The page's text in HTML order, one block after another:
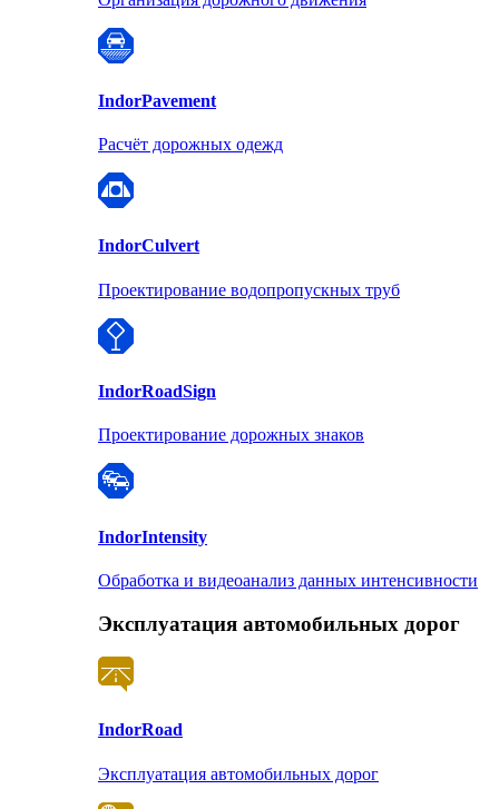
IndorPavement
Расчёт дорожных одежд
IndorCulvert
Проектирование водопропускных труб
IndorRoadSign
Проектирование дорожных знаков
IndorIntensity
Обработка и видеоанализ данных интенсивности
Эксплуатация автомобильных дорог
IndorRoad
Эксплуатация автомобильных дорог